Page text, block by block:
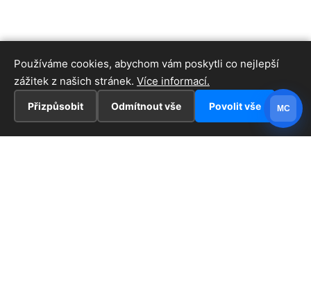
Používáme cookies, abychom vám poskytli co nejlepší
zážitek z našich stránek. Více informací.
Přizpůsobit Odmítnout vše Povolit vše MC